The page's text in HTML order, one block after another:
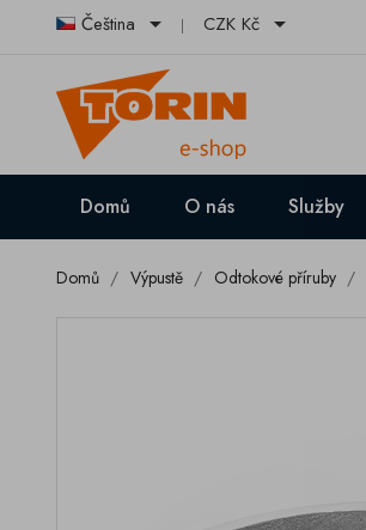
Čeština  CZK Kč 
Domů O nás Služby
Domů Výpustě Odtokové příruby